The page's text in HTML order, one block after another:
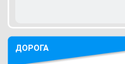
ДОРОГА